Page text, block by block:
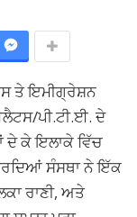
ਤੇ ਇਮੀਗ੍ਰੇਸ਼ਨ
ਪੀ.ਟੀ.ਈ. ਦੇ
ਦੇ ਕੇ ਇਲਾਕੇ ਵਿੱਚ
ਸੰਸਥਾ ਨੇ ਇੱਕ
ਰਾਣੀ, ਅਤੇ